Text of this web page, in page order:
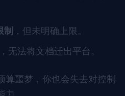
制 ，但未明确上限。
无法将文档迁出平台。
算噩梦，你也会失去对控制
。